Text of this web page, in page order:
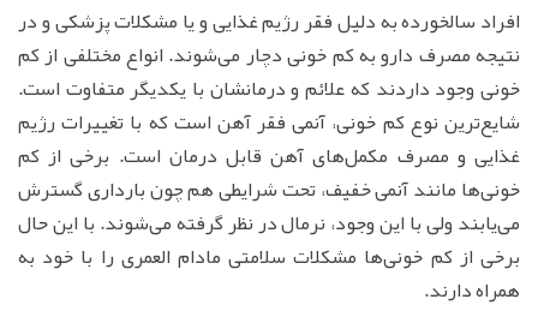
افراد سالخورده به دلیل فقر رژیم غذایی و یا مشکلات پزشکی و در
نتیجه مصرف دارو به کم خونی دچار می‌شوند. انواع مختلفی از کم
خونی وجود داردند که علائم و درمانشان با یکدیگر متفاوت است.
شایع‌ترین نوع کم خونی، آنمی فقر آهن است که با تغییرات رژیم
غذایی و مصرف مکمل‌های آهن قابل درمان است. برخی از کم
خونی‌ها مانند آنمی خفیف، تحت شرایطی هم چون بارداری گسترش
می‌یابند ولی با این وجود، نرمال در نظر گرفته می‌شوند. با این حال
برخی از کم خونی‌ها مشکلات سلامتی مادام العمری را با خود به
همراه دارند.